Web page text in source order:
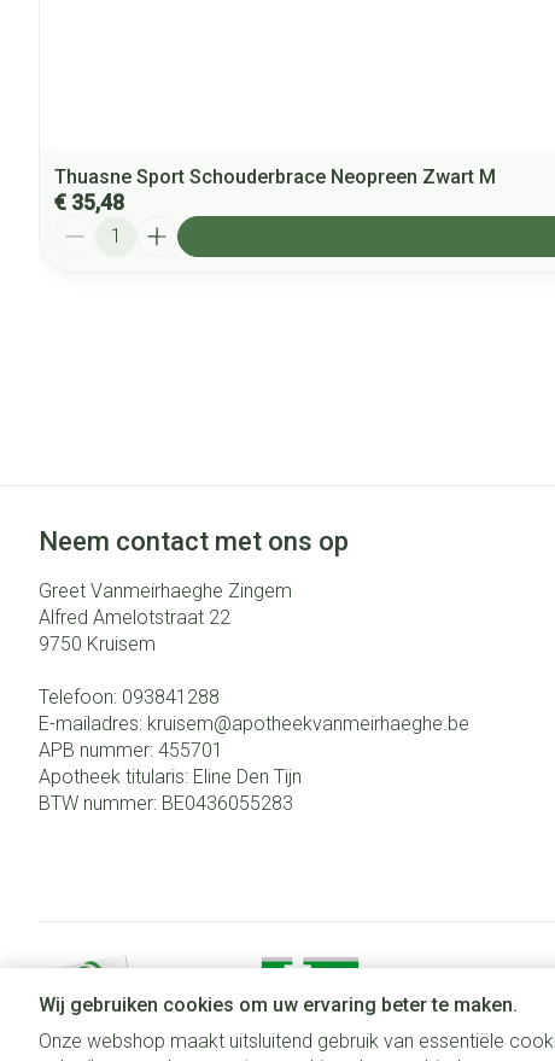
Wij gebruiken cookies om uw ervaring beter te maken.
Onze webshop maakt uitsluitend gebruik van essentiële
Thuasne Sport Schouderbrace Neopreen Zwart M
€ 35,48
Neem contact met ons op
Greet Vanmeirhaeghe Zingem
Alfred Amelotstraat 22
9750 Kruisem
Telefoon: 093841288
E-mailadres: kruisem@apotheekvanmeirhaeghe.be
APB nummer: 455701
Apotheek titularis: Eline Den Tijn
BTW nummer: BE0436055283